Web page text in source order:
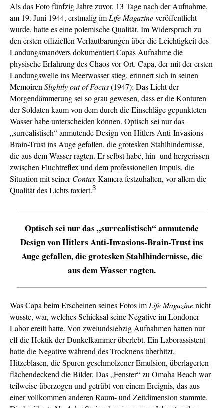
Als das Foto fünfzig Jahre zuvor, 13 Tage nach der Aufnahme,
am 19. Juni 1944, erstmalig im Life Magazineveröffentlicht
wurde, hatte es eine polemische Qualität. Im Widerspruch zu
den ersten offiziellen Verlautbarungen über die Leichtigkeit des
Landungsmanövers dokumentiert Capas Aufnahme die
physische Erfahrung des Chaos vor Ort. Capa, der mit der ersten
Landungswelle ins Meerwasser stieg, erinnert sich in seinen
Memoiren Slightly out of Focus(1947): Das Licht der
Morgendämmerung sei so grau gewesen, dass er die Konturen
der Soldaten kaum von dem durch die Einschläge gepunkteten
Wasser habe unterscheiden können. Optisch sei nur das
„surrealistisch“ anmutende Design von Hitlers Anti-Invasions-
Brain-Trust ins Auge gefallen, die grotesken Stahlhindernisse,
die aus dem Wasser ragten. Er selbst habe, hin- und hergerissen
zwischen Fluchtreflex und dem professionellen Impuls, die
Situation mit seinerContax-Kamera festzuhalten, vor allem die
Qualität des Lichts taxiert.3
Optisch sei nur das „surrealistisch“ anmutende
Design von Hitlers Anti-Invasions-Brain-Trust ins
Auge gefallen, die grotesken Stahlhindernisse, die
aus dem Wasser ragten.
Was Capa beim Erscheinen seines Fotos im Life Magazinenicht
wusste, war, welches Schicksal seine Negative im Londoner
Labor ereilt hatte. Von zweiundsiebzig Aufnahmen hatten nur
elf die Hektik der Dunkelkammer überlebt. Ein Laborassistent
hatte die Negative während des Trocknens überhitzt.
Hitzeblasen, die Spuren geschmolzener Emulsion, überlagerten
flächendeckend die Bilder. Das „Fenster“ zu Omaha Beach war
teilweise überzogen und getrübt von einem Ereignis, das aus
einer vollkommen anderen Raum- und Zeitdimension stammte.